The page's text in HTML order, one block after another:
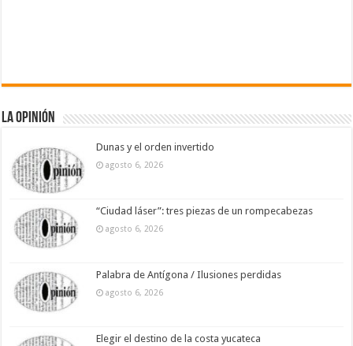
La Opinión
Dunas y el orden invertido
agosto 6, 2026
“Ciudad láser”: tres piezas de un rompecabezas
agosto 6, 2026
Palabra de Antígona / Ilusiones perdidas
agosto 6, 2026
Elegir el destino de la costa yucateca